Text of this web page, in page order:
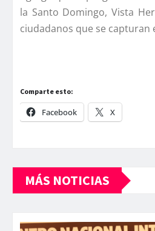
la Santo Domingo, Vista
ciudadanos que se capturan
Comparte esto:
Facebook X
MÁS NOTICIAS